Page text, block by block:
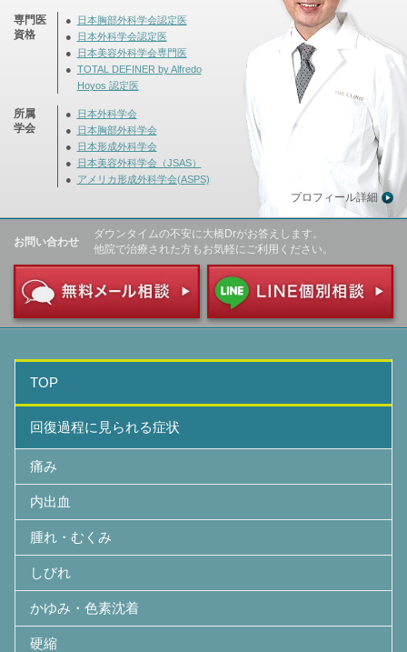
専門医
資格
日本胸部外科学会認定医
日本外科学会認定医
日本美容外科学会専門医
TOTAL DEFINER by Alfredo
Hoyos 認定医
所属
学会
日本外科学会
日本胸部外科学会
日本形成外科学会
日本美容外科学会（JSAS）
アメリカ形成外科学会(ASPS)
プロフィール詳細
お問い合わせ
ダウンタイムの不安に大橋Drがお答えします。
他院で治療された方もお気軽にご利用ください。
TOP
回復過程に見られる症状
痛み
内出血
腫れ・むくみ
しびれ
かゆみ・色素沈着
硬縮